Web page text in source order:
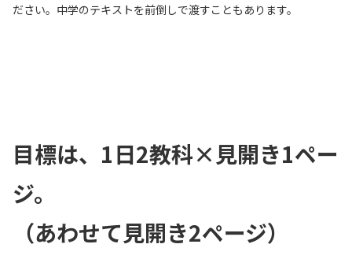
ださい。中学のテキストを前倒しで渡すこともあります。
目標は、1日2教科×見開き1ペー
ジ。
（あわせて見開き2ページ）